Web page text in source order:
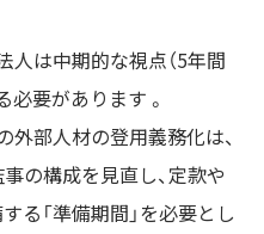
人は中期的な視点（5年間
必要があります 。
外部人材の登用義務化は、
の構成を見直し、定款や
る「準備期間」を必要とし